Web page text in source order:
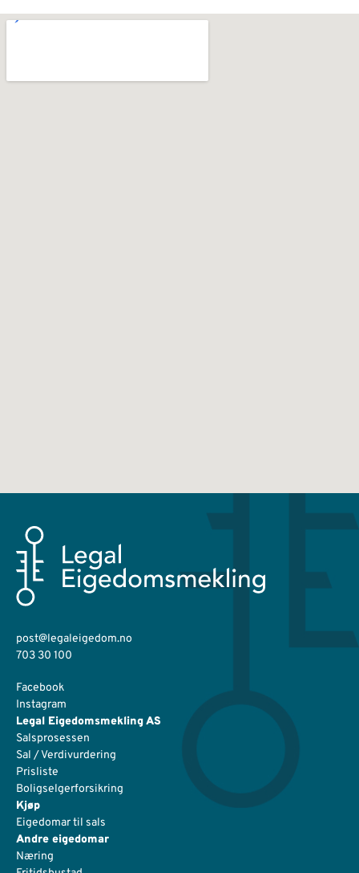
post@legaleigedom.no
703 30 100
Facebook
Instagram
Legal Eigedomsmekling AS
Salsprosessen
Sal / Verdivurdering
Prisliste
Boligselgerforsikring
Kjøp
Eigedomar til sals
Andre eigedomar
Næring